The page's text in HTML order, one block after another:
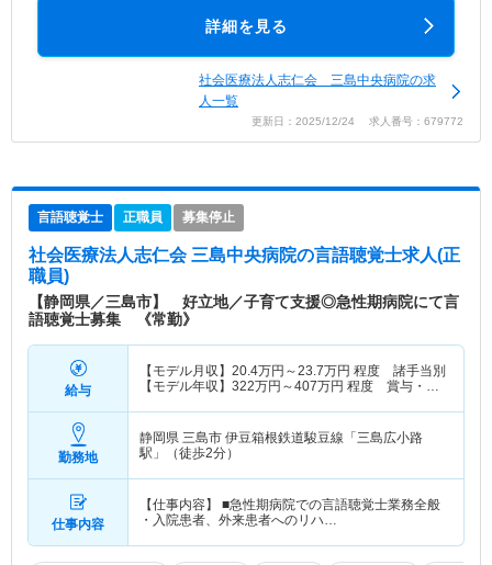
詳細を見る
社会医療法人志仁会 三島中央病院の求
人一覧
更新日：2025/12/24 求人番号：679772
言語聴覚士 正職員 募集停止
社会医療法人志仁会 三島中央病院の言語聴覚士求人(正
職員)
【静岡県／三島市】 好立地／子育て支援◎急性期病院にて言
語聴覚士募集 《常勤》
給与
【モデル月収】 20.4万円～23.7万円 程度 諸手当別
【モデル年収】 322万円～407万円 程度 賞与・諸
勤務地
静岡県 三島市 伊豆箱根鉄道駿豆線「三島広小路
駅」（徒歩2分）
仕事内容
【仕事内容】 ■急性期病院での言語聴覚士業務全般
・入院患者、外来患者へのリハ…